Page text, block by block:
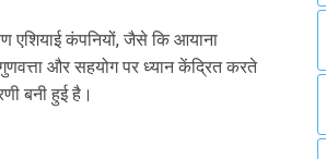
एशियाई कंपनियों, जैसे कि आयाना
और सहयोग पर ध्यान केंद्रित करते
बनी हुई है।